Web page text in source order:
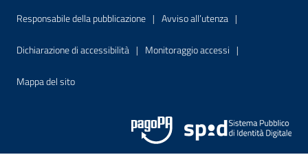
Menu di servizio
Responsabile della pubblicazione Sito interno - Apre in una nuova
Avviso all’utenza Sito interno -
Dichiarazione di accessibilità Sito interno - Apre in una nuova finestra
Monitoraggio accessi Sito interno -
Mappa del sitoSito interno - Apre nella stessa finestra